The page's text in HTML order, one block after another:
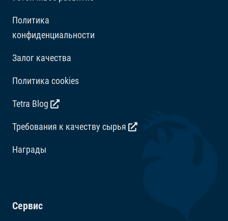
Политика
конфиденциальности
Залог качества
Политика cookies
Tetra Blog
Требования к качеству сырья
Награды
Сервис